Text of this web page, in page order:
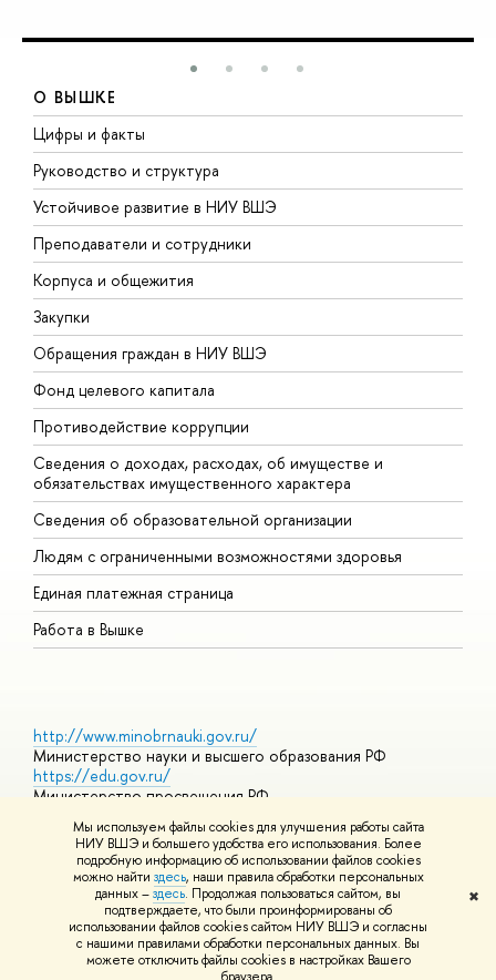
Мы используем файлы cookies для улучшения работы сайта
НИУ ВШЭ и большего удобства его использования. Более
подробную информацию об использовании файлов cookies
можно найти здесь, наши правила обработки персональных
данных –здесь. Продолжая пользоваться сайтом, вы
подтверждаете, что были проинформированы об
использовании файлов cookies сайтом НИУ ВШЭ и согласны
с нашими правилами обработки персональных данных. Вы
можете отключить файлы cookies в настройках Вашего
✖
О ВЫШКЕ
Цифры и факты
Руководство и структура
Устойчивое развитие в НИУ ВШЭ
Преподаватели и сотрудники
Корпуса и общежития
Закупки
Обращения граждан в НИУ ВШЭ
Фонд целевого капитала
Противодействие коррупции
Сведения о доходах, расходах, об имуществе и
обязательствах имущественного характера
Сведения об образовательной организации
Людям с ограниченными возможностями здоровья
Единая платежная страница
Работа в Вышке
http://www.minobrnauki.gov.ru/
Министерство науки и высшего образования РФ
https://edu.gov.ru/
Министерство просвещения РФ
Массовые открытые онлайн-курсы
© НИУ ВШЭ 1993–2026 Адреса и контактыУсловия
использования материалов Политика конфиденциальности
Шрифты HSE Sans и HSE Slab разработаны вШколе дизайна НИУ